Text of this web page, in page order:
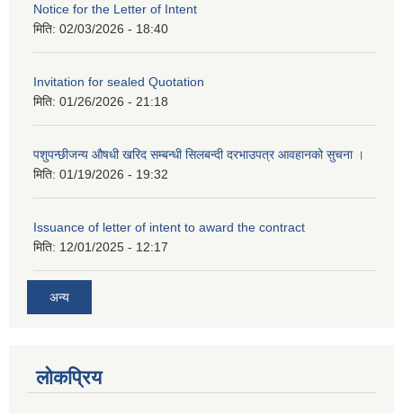
Notice for the Letter of Intent
मिति: 02/03/2026 - 18:40
Invitation for sealed Quotation
मिति: 01/26/2026 - 21:18
पशुपन्छीजन्य औषधी खरिद सम्बन्धी सिलबन्दी दरभाउपत्र आवहानको सुचना ।
मिति: 01/19/2026 - 19:32
Issuance of letter of intent to award the contract
मिति: 12/01/2025 - 12:17
अन्य
लोकप्रिय